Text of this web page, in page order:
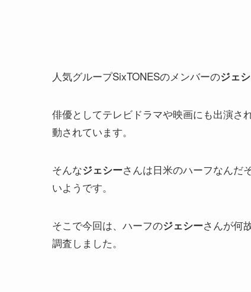
人気グループSixTONESのメンバーのジェ
俳優としてテレビドラマや映画にも出演さ
動されています。
そんなジェシーさんは日米のハーフなんだ
いようです。
そこで今回は、ハーフのジェシーさんが何
調査しました。